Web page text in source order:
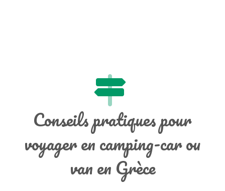
Conseils pratiques pour
voyager en camping-car ou
van en Grèce